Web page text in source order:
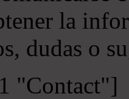
la
dudas o
"Contact"]